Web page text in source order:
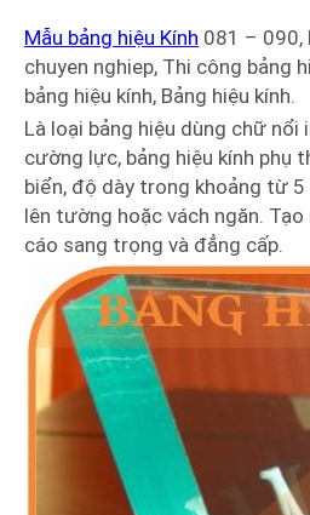
Mẫu bảng hiệu Kính 081 – 090,
chuyen nghiep, Thi công bảng
bảng hiệu kính, Bảng hiệu kính.
Là loại bảng hiệu dùng chữ nổi
cường lực, bảng hiệu kính phụ
biển, độ dày trong khoảng từ
lên tường hoặc vách ngăn.
cáo sang trọng và đẳng cấp.